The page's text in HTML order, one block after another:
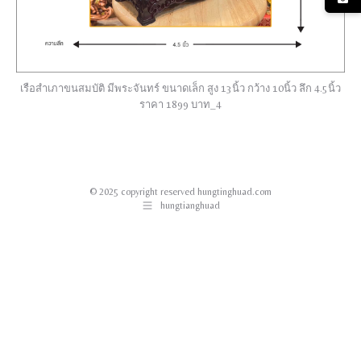
เรือสำเภาขนสมบัติ มีพระจันทร์ ขนาดเล็ก สูง 13นิ้ว กว้าง 10นิ้ว ลึก 4.5นิ้ว
ราคา 1899 บาท_4
© 2025 copyright reserved hungtinghuad.com
hungtianghuad